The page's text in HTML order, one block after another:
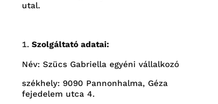
utal.
Szolgáltató adatai:
Név: Szücs Gabriella egyéni vállalkozó
székhely: 9090 Pannonhalma, Géza
fejedelem utca 4.